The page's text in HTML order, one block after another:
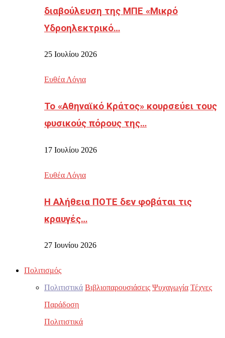
διαβούλευση της ΜΠΕ «Μικρό
Υδροηλεκτρικό…
25 Ιουλίου 2026
Ευθέα Λόγια
Το «Αθηναϊκό Κράτος» κουρσεύει τους
φυσικούς πόρους της…
17 Ιουλίου 2026
Ευθέα Λόγια
Η Αλήθεια ΠΟΤΕ δεν φοβάται τις
κραυγές…
27 Ιουνίου 2026
Πολιτισμός
Πολιτιστικά Βιβλιοπαρουσιάσεις Ψυχαγωγία Τέχνες
Παράδοση
Πολιτιστικά